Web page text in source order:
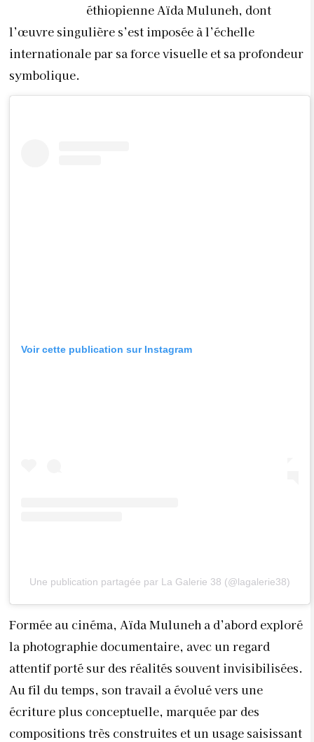
éthiopienne Aïda Muluneh, dont
l’œuvre singulière s’est imposée à l’échelle
internationale par sa force visuelle et sa profondeur
symbolique.
Voir cette publication sur Instagram
Une publication partagée par La Galerie 38 (@lagalerie38)
Formée au cinéma, Aïda Muluneh a d’abord exploré
la photographie documentaire, avec un regard
attentif porté sur des réalités souvent invisibilisées.
Au fil du temps, son travail a évolué vers une
écriture plus conceptuelle, marquée par des
compositions très construites et un usage saisissant